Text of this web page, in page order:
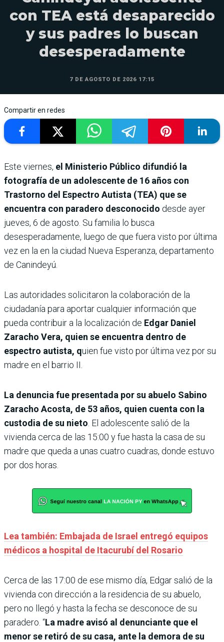
con TEA está desaparecido
y sus padres lo buscan
desesperadamente
7 DE AGOSTO DE 2026 17:15
Compartir en redes
Este viernes, el Ministerio Público difundió la
fotografía de un adolescente de 16 años con
Trastorno del Espectro Autista (TEA) que se
encuentra con paradero desconocido desde ayer
jueves, 6 de agosto. Su familia lo busca
desesperadamente, luego de que fuera visto por última
vez en la en la ciudad Nueva Esperanza, departamento
de Canindeyú.
Las autoridades solicitaron la colaboración de la
ciudadanía para aportar cualquier información que
pueda contribuir a la localización de Edgar Daniel
Zaracho Vera, quien se encuentra dentro de
espectro autista, quien fue visto por última vez por su
madre en el barrio II.
La denuncia fue presentada por su abuelo Sabino
Zaracho Acosta, de 53 años, quien cuenta con la
custodia de su nieto . El adolescente salió de la
vivienda cerca de las 15:00 y fue hasta la casa de su
madre que queda a unas cuatro cuadras, donde estuvo
por dos horas.
Lea también: Embajada de Israel entregó equipos
médicos a hospital de Itacurubí del Rosario
Cerca de las 17:00 de ese mismo día, Edgar salió de la
vivienda con dirección a la residencia de su abuelo,
pero no llegó y hasta la fecha se desconoce de su
paradero. “La madre avisó al denunciante que el
menor se retiró de su casa, ante la demora de su